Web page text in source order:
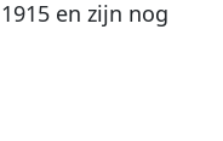
en zijn nog